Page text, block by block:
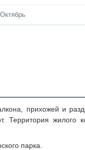
Октябрь
прихожей и
жилого
парка.